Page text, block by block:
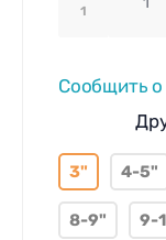
1
Сообщить
3" 4-5"
8-9" 9-